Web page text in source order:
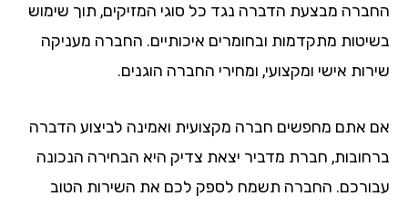
החברה מבצעת הדברה נגד כל סוגי המזיקים, תוך שימוש
בשיטות מתקדמות ובחומרים איכותיים. החברה מעניקה
שירות אישי ומקצועי, ומחירי החברה הוגנים.
אם אתם מחפשים חברה מקצועית ואמינה לביצוע הדברה
ברחובות, חברת מדביר יצאת צדיק היא הבחירה הנכונה
עבורכם. החברה תשמח לספק לכם את השירות הטוב